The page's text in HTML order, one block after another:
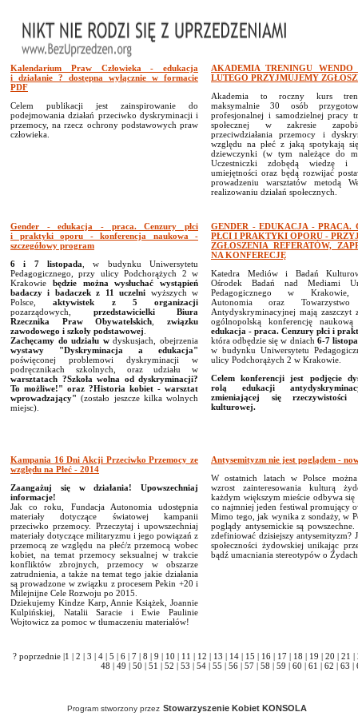
Kalendarium Praw Człowieka - edukacja
i działanie ? dostępna wyłącznie w formacie
PDF
Celem publikacji jest zainspirowanie do
podejmowania działań przeciwko dyskryminacji i
przemocy, na rzecz ochrony podstawowych praw
człowieka.
AKADEMIA TRENINGU
LUTEGO PRZYJMUJEMY
Akademia to roczny kurs
maksymalnie 30 osób
profesjonalnej i samodzielnej pracy
społecznej w zakresie
przeciwdziałania przemocy i
względu na płeć z jaką spotykają
dziewczynki (w tym należące do
Uczestniczki zdobędą wiedzę i
umiejętności oraz będą rozwijać
prowadzeniu warsztatów metodą
realizowaniu działań społecznych.
Gender - edukacja - praca. Cenzury płci
i praktyki oporu - konferencja naukowa -
szczegółowy program
6 i 7 listopada , w budynku Uniwersytetu
Pedagogicznego, przy ulicy Podchorążych 2 w
Krakowie będzie można wysłuchać wystąpień
badaczy i badaczek z 11 uczelni wyższych w
Polsce,aktywistek z 5 organizacji
pozarządowych, przedstawicielki Biura
Rzecznika Praw Obywatelskich ,związku
zawodowego i szkoły podstawowej
Zachęcamy do udziału wdyskusjach, obejrzenia
wystawy "Dyskryminacja a edukacja"
poświęconej problemowi dyskryminacji w
podręcznikach szkolnych, oraz udziału w
warsztatach ?Szkoła wolna od dyskryminacji?
To możliwe!" oraz ?Historia kobiet - warsztat
wprowadzający" (zostało jeszcze kilka wolnych
miejsc).
GENDER - EDUKACJA - PRACA.
PŁCI I PRAKTYKI OPORU -
ZGŁOSZENIA REFERATÓW,
NA KONFERECJĘ
Katedra Mediów i Badań
Ośrodek Badań nad Mediami
Pedagogicznego w Krakowie,
Autonomia oraz Towarzystwo
Antydyskryminacyjnej mają zaszczyt
ogólnopolską konferencję
edukacja - praca. Cenzury płci i
która odbędzie się w dniach 6-7
w budynku Uniwersytetu
ulicy Podchorążych 2 w Krakowie.
Celem konferencji jest podjęcie
rolą edukacji
zmieniającej się rzeczywistości
kulturowej.
Kampania 16 Dni Akcji Przeciwko Przemocy ze
względu na Płeć - 2014
Zaangażuj się w działania! Upowszechniaj
informacje!
Jak co roku, Fundacja Autonomia udostępnia
materiały dotyczące światowej kampanii
przeciwko przemocy. Przeczytaj i upowszechniaj
materiały dotyczące militaryzmu i jego powiązań z
przemocą ze względu na płeć/z przemocą wobec
kobiet, na temat przemocy seksualnej w trakcie
konfliktów zbrojnych, przemocy w obszarze
zatrudnienia, a także na temat tego jakie działania
są prowadzone w związku z procesem Pekin +20 i
Milejnijne Cele Rozwoju po 2015.
Dziekujemy Kindze Karp, Annie Książek, Joannie
Kulpińskiej, Natalii Saracie i Ewie Paulinie
Wojtowicz za pomoc w tłumaczeniu materiałów!
Antysemityzm nie jest poglądem -
W ostatnich latach w Polsce można
wzrost zainteresowania kulturą
każdym większym mieście odbywa
co najmniej jeden festiwal promujący
Mimo tego, jak wynika z sondaży, w
poglądy antysemickie są powszechne.
zdefiniować dzisiejszy antysemityzm?
społeczności żydowskiej unikając
bądź umacniania stereotypów o
? poprzednie |1 | 2 | 3 | 4 | 5 | 6 | 7 | 8 | 9 | 10 | 11 | 12 | 13 | 14 | 15 | 16 | 17 | 18 | 19 | 20 | 21 |
48 | 49 | 50 | 51 | 52 | 53 | 54 | 55 | 56 | 57 | 58 | 59 | 60 | 61 | 62 | 63 |
Program stworzony przez Stowarzyszenie Kobiet KONSOLA